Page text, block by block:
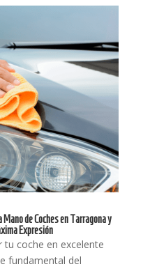
de Coches en Tarragona y
Expresión
tu coche en excelente
fundamental del